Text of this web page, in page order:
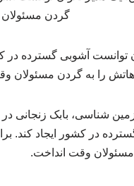
توانست آشوبی گسترده در
را به گردن مسئولان
شناسی، بابک زنجانی
در کشور ایجاد کند.
وقت انداخت.